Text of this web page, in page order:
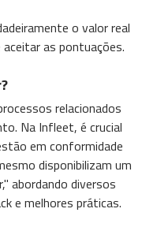
o valor real
as pontuações.
relacionados
Na Infleet, é crucial
em conformidade
disponibilizam um
abordando diversos
e melhores práticas.